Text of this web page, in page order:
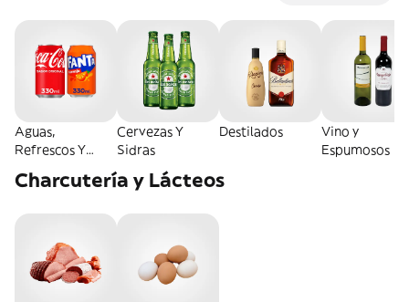
Aguas,
Refrescos Y
Cervezas Y
Sidras
Destilados
Vino y
Espumosos
Charcutería y Lácteos